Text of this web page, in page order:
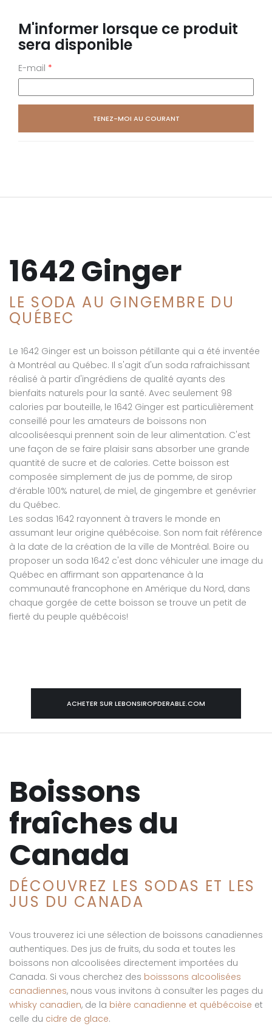
M'informer lorsque ce produit
sera disponible
E-mail *
1642 Ginger
LE SODA AU GINGEMBRE DU
QUÉBEC
Le 1642 Ginger est un boisson pétillante qui a été inventée
à Montréal au Québec. Il s'agit d'un soda rafraichissant
réalisé à partir d'ingrédiens de qualité ayants des
bienfaits naturels pour la santé. Avec seulement 98
calories par bouteille, le 1642 Ginger est particulièrement
conseillé pour les amateurs de boissons non
alcooliséesqui prennent soin de leur alimentation. C'est
une façon de se faire plaisir sans absorber une grande
quantité de sucre et de calories. Cette boisson est
composée simplement de jus de pomme, de sirop
d’érable 100% naturel, de miel, de gingembre et genévrier
du Québec.
Les sodas 1642 rayonnent à travers le monde en
assumant leur origine québécoise. Son nom fait référence
à la date de la création de la ville de Montréal. Boire ou
proposer un soda 1642 c'est donc véhiculer une image du
Québec en affirmant son appartenance à la
communauté francophone en Amérique du Nord, dans
chaque gorgée de cette boisson se trouve un petit de
fierté du peuple québécois!
ACHETER SUR LEBONSIROPDERABLE.COM
Boissons
fraîches du
Canada
DÉCOUVREZ LES SODAS ET LES
JUS DU CANADA
Vous trouverez ici une sélection de boissons canadiennes
authentiques. Des jus de fruits, du soda et toutes les
boissons non alcoolisées directement importées du
Canada. Si vous cherchez des boisssons alcoolisées
canadiennes, nous vous invitons à consulter les pages du
whisky canadien, de la bière canadienne et québécoise et
celle du cidre de glace.